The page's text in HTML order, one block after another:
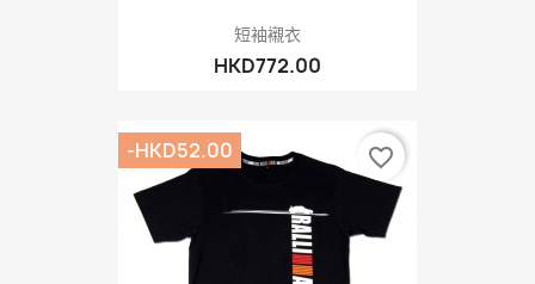
短袖襯衣
HKD772.00
-HKD52.00 favorite_border